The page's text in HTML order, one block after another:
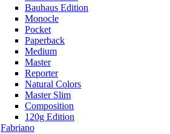
Bauhaus Edition
Monocle
Pocket
Paperback
Medium
Master
Reporter
Natural Colors
Master Slim
Composition
120g Edition
Fabriano